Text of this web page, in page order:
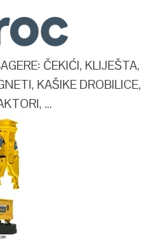
ČEKIĆI, KLIJEŠTA,
KAŠIKE DROBILICE,
…